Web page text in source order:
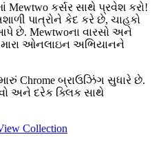
Mewtwo કર્સર સાથે પ્રવેશ કરો!
પાત્રોને કેદ કરે છે, ચાહકો
છે. Mewtwoના વારસો અને
ઓનલાઇન અભિયાનને
Chrome બ્રાઉઝિંગ સુધારે છે.
અને દરેક ક્લિક સાથે
Collection